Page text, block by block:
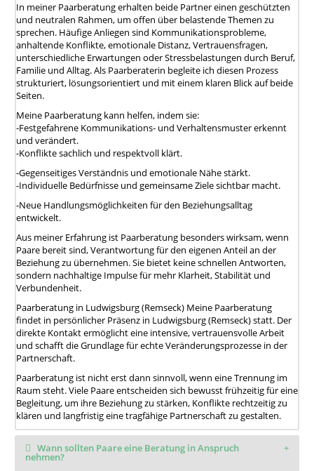
In meiner Paarberatung erhalten beide Partner einen geschützten
und neutralen Rahmen, um offen über belastende Themen zu
sprechen. Häufige Anliegen sind Kommunikationsprobleme,
anhaltende Konflikte, emotionale Distanz, Vertrauensfragen,
unterschiedliche Erwartungen oder Stressbelastungen durch Beruf,
Familie und Alltag. Als Paarberaterin begleite ich diesen Prozess
strukturiert, lösungsorientiert und mit einem klaren Blick auf beide
Seiten.
Meine Paarberatung kann helfen, indem sie:
-Festgefahrene Kommunikations- und Verhaltensmuster erkennt
und verändert.
-Konflikte sachlich und respektvoll klärt.
-Gegenseitiges Verständnis und emotionale Nähe stärkt.
-Individuelle Bedürfnisse und gemeinsame Ziele sichtbar macht.
-Neue Handlungsmöglichkeiten für den Beziehungsalltag
entwickelt.
Aus meiner Erfahrung ist Paarberatung besonders wirksam, wenn
Paare bereit sind, Verantwortung für den eigenen Anteil an der
Beziehung zu übernehmen. Sie bietet keine schnellen Antworten,
sondern nachhaltige Impulse für mehr Klarheit, Stabilität und
Verbundenheit.
Paarberatung in Ludwigsburg (Remseck) Meine Paarberatung
findet in persönlicher Präsenz in Ludwigsburg (Remseck) statt. Der
direkte Kontakt ermöglicht eine intensive, vertrauensvolle Arbeit
und schafft die Grundlage für echte Veränderungsprozesse in der
Partnerschaft.
Paarberatung ist nicht erst dann sinnvoll, wenn eine Trennung im
Raum steht. Viele Paare entscheiden sich bewusst frühzeitig für eine
Begleitung, um ihre Beziehung zu stärken, Konflikte rechtzeitig zu
klären und langfristig eine tragfähige Partnerschaft zu gestalten.
Wann sollten Paare eine Beratung in Anspruch
nehmen?